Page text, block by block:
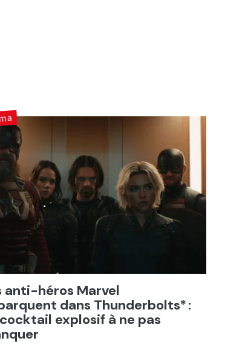
anti-héros Marvel
dans Thunderbolts* :
explosif à ne pas